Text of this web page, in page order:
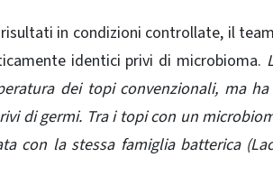
in condizioni controllate, il
identici privi di microbioma.
dei topi convenzionali, ma
di germi. Tra i topi con un
con la stessa famiglia batterica